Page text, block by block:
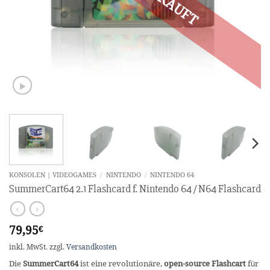
KONSOLEN | VIDEOGAMES / NINTENDO / NINTENDO 64
SummerCart64 2.1 Flashcard f. Nintendo 64 / N64 Flashcard
79,95€
inkl. MwSt. zzgl. Versandkosten
DieSummerCart64ist eine revolutionäre,open-source Flashcartfür